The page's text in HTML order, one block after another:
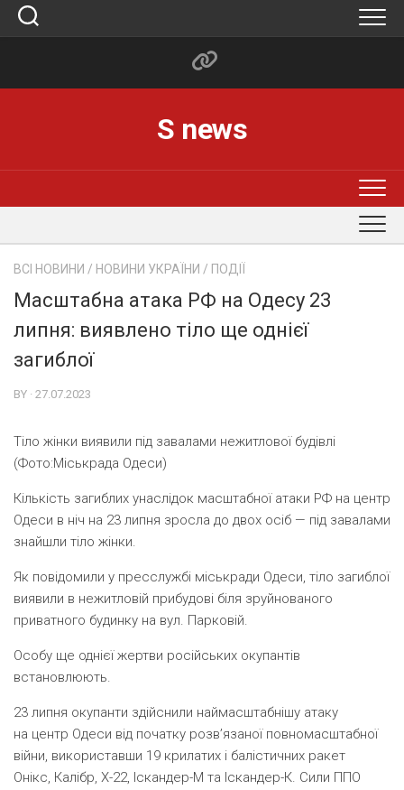
Skip
S news
ВСІ НОВИНИ / НОВИНИ УКРАЇНИ / ПОДІЇ
Масштабна атака РФ на Одесу 23
липня: виявлено тіло ще однієї
загиблої
BY · 27.07.2023
Тіло жінки виявили під завалами нежитлової будівлі
(Фото:Міськрада Одеси)
Кількість загиблих унаслідок масштабної атаки РФ на центр
Одеси в ніч на 23 липня зросла до двох осіб — під завалами
знайшли тіло жінки.
Як повідомили у пресслужбі міськради Одеси, тіло загиблої
виявили в нежитловій прибудові біля зруйнованого
приватного будинку на вул. Парковій.
Особу ще однієї жертви російських окупантів
встановлюють.
23 липня окупанти здійснили наймасштабнішу атаку
на центр Одеси від початку розв’язаної повномасштабної
війни, використавши 19 крилатих і балістичних ракет
Онікс, Калібр, Х-22, Іскандер-М та Іскандер-К. Сили ППО